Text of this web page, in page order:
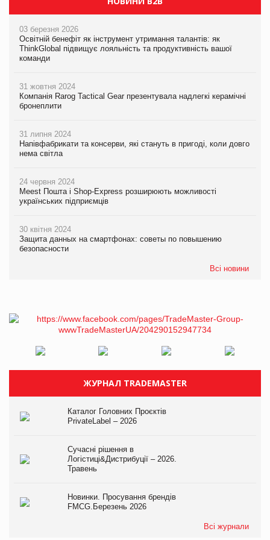
03 березня 2026
Освітній бенефіт як інструмент утримання талантів: як
ThinkGlobal підвищує лояльність та продуктивність вашої
команди
31 жовтня 2024
Компанія Rarog Tactical Gear презентувала надлегкі керамічні
бронеплити
31 липня 2024
Напівфабрикати та консерви, які стануть в пригоді, коли довго
нема світла
24 червня 2024
Meest Пошта і Shop-Express розширюють можливості
українських підприємців
30 квітня 2024
Защита данных на смартфонах: советы по повышению
безопасности
Всі новини
ЖУРНАЛ TRADEMASTER
Каталог Головних Проєктів
PrivateLabel – 2026
Сучасні рішення в
Логістиці&Дистрибуції – 2026.
Травень
Новинки. Просування брендів
FMCG.Березень 2026
Всі журнали